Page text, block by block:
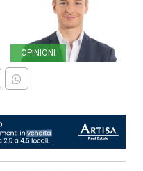
OPINIONI